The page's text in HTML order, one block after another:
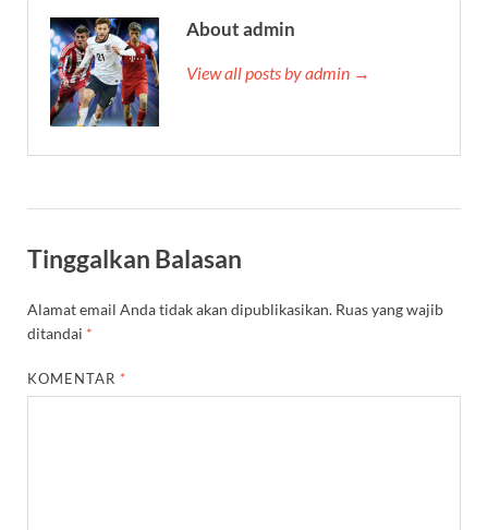
About admin
View all posts by admin →
Tinggalkan Balasan
Alamat email Anda tidak akan dipublikasikan. Ruas yang wajib
ditandai *
KOMENTAR *